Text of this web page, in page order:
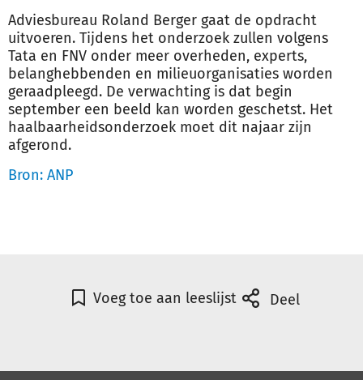
Adviesbureau Roland Berger gaat de opdracht
uitvoeren. Tijdens het onderzoek zullen volgens
Tata en FNV onder meer overheden, experts,
belanghebbenden en milieuorganisaties worden
geraadpleegd. De verwachting is dat begin
september een beeld kan worden geschetst. Het
haalbaarheidsonderzoek moet dit najaar zijn
afgerond.
Bron: ANP
Voeg toe aan leeslijst Deel